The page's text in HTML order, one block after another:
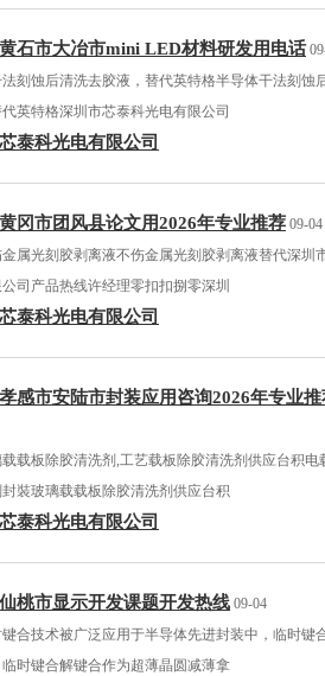
石市大冶市mini LED材料研发用电话
刻蚀后清洗去胶液，替代英特格半导体干法刻蚀
代英特格深圳市芯泰科光电有限公司
泰科光电有限公司
冈市团风县论文用2026年专业推荐 09-04
属光刻胶剥离液不伤金属光刻胶剥离液替代深圳
司产品热线许经理零扣扣捌零深圳
泰科光电有限公司
感市安陆市封装应用咨询2026年专业推
载板除胶清洗剂,工艺载板除胶清洗剂供应台积电
封裝玻璃载载板除胶清洗剂供应台积
泰科光电有限公司
桃市显示开发课题开发热线 09-04
合技术被广泛应用于半导体先进封装中，临时键
时键合解键合作为超薄晶圆减薄拿